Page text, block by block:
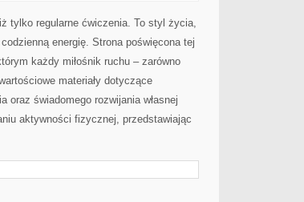
tylko regularne ćwiczenia. To styl życia,
energię. Strona poświęcona tej
każdy miłośnik ruchu – zarówno
materiały dotyczące
oraz świadomego rozwijania własnej
aktywności fizycznej, przedstawiając